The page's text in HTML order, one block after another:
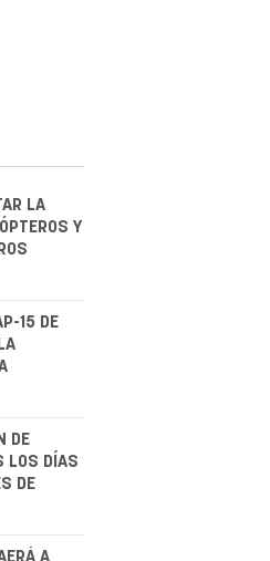
LA
Y
15 DE
DE
LOS DÍAS
DE
A